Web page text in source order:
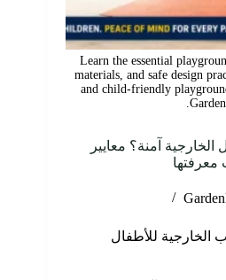
Learn the essential
materials, and safe design
and child-friendly
آمنة؟ معايير
معرفتها
الخارجية للأطفال